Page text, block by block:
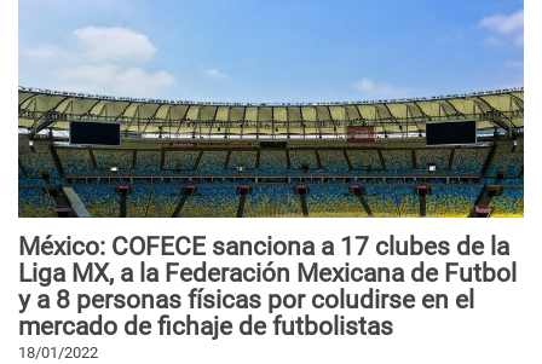
México: COFECE sanciona a 17 clubes de la
Liga MX, a la Federación Mexicana de Futbol
y a 8 personas físicas por coludirse en el
mercado de fichaje de futbolistas
18/01/2022